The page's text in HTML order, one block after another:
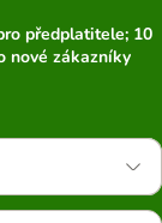
předplatitele; 10
nové zákazníky